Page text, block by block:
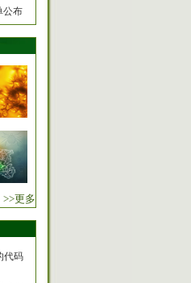
公布
>>更多
代码